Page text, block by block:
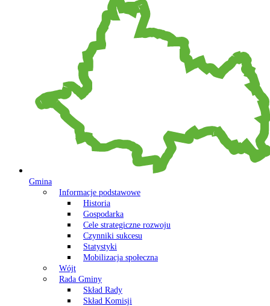
Gmina
Informacje podstawowe
Historia
Gospodarka
Cele strategiczne rozwoju
Czynniki sukcesu
Statystyki
Mobilizacja społeczna
Wójt
Rada Gminy
Skład Rady
Skład Komisji